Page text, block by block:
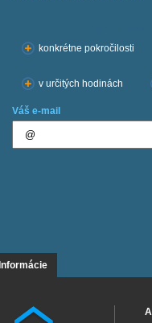
konkrétne pokročilosti
v určitých hodinách
Váš e-mail
Informácie